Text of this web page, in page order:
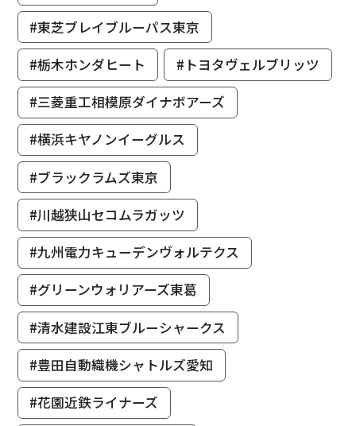
#東芝ブレイブルーパス東京
#栃木ホンダヒート
#トヨタヴェルブリッツ
#三菱重工相模原ダイナボアーズ
#横浜キヤノンイーグルス
#ブラックラムズ東京
#川越狭山セコムラガッツ
#九州電力キューデンヴォルテクス
#グリーンウォリアーズ東葛
#清水建設江東ブルーシャークス
#豊田自動織機シャトルズ愛知
#花園近鉄ライナーズ